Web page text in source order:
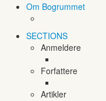
Om Bogrummet
SECTIONS
Anmeldere
Forfattere
Artikler